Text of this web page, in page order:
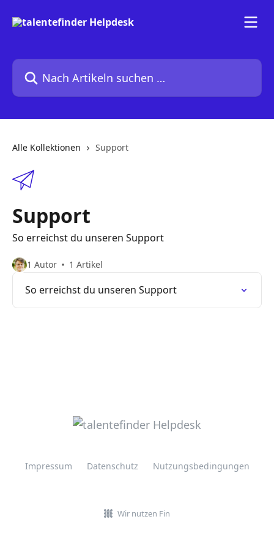
Nach Artikeln suchen …
Alle Kollektionen Support
Support
So erreichst du unseren Support
1 Autor 1 Artikel
So erreichst du unseren Support
Impressum Datenschutz Nutzungsbedingungen
Wir nutzen Fin